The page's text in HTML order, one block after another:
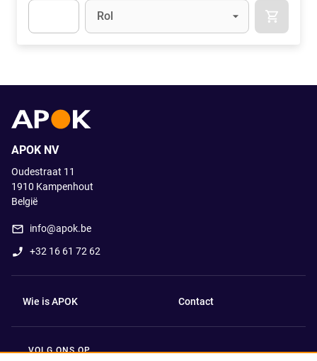
Eenheid
Rol
APOK NV
Oudestraat 11
1910 Kampenhout
België
info@apok.be
+32 16 61 72 62
Wie is APOK Contact
VOLG ONS OP